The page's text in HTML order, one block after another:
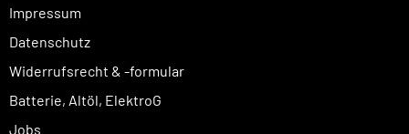
Impressum
Datenschutz
Widerrufsrecht & -formular
Batterie, Altöl, ElektroG
Jobs